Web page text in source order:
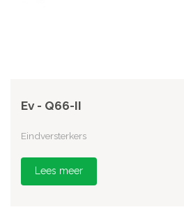
Ev - Q66-II
Eindversterkers
Lees meer